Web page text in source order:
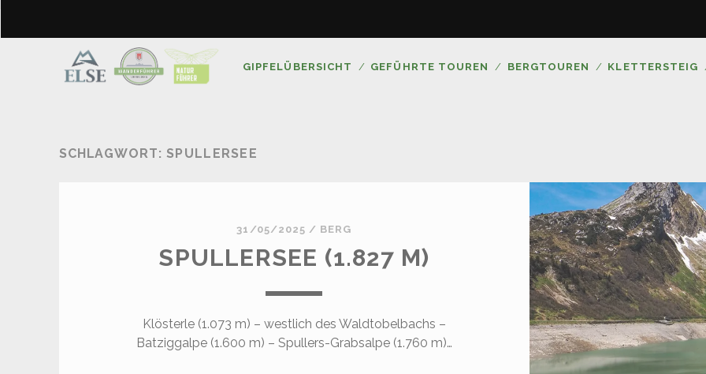
GIPFELÜBERSICHT GEFÜHRTE TOUREN BERGTOUREN KLETTERSTEIG
SCHLAGWORT:SPULLERSEE
31/05/2025 / BERG
SPULLERSEE (1.827 M)
Klösterle (1.073 m) – westlich des Waldtobelbachs –
Batziggalpe (1.600 m) – Spullers-Grabsalpe (1.760 m)…